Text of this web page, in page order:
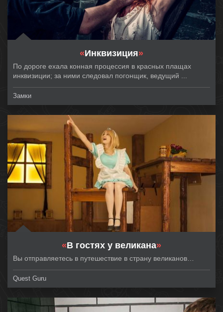
«Инквизиция»
По дороге ехала конная процессия в красных плащах
инквизиции; за ними следовал погонщик, ведущий ...
Замки
«В гостях у великана»
Вы отправляетесь в путешествие в страну великанов…
Quest Guru